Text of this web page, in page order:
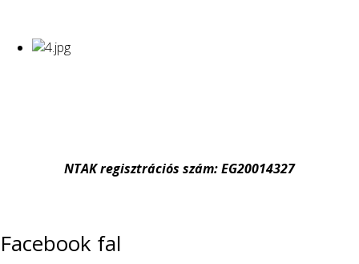
NTAK regisztrációs szám: EG20014327
Facebook fal